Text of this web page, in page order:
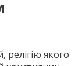
якого